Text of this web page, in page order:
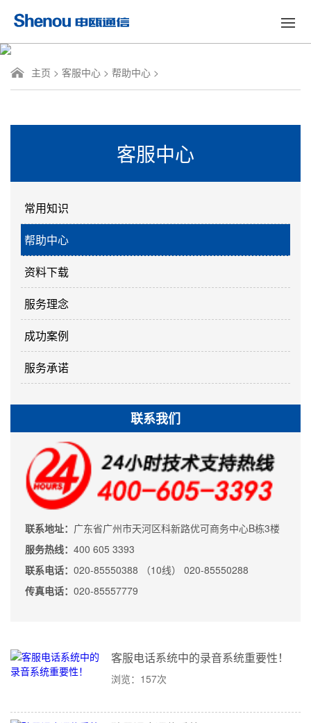
主页 > 客服中心 > 帮助中心 >
客服中心
常用知识
帮助中心
资料下载
服务理念
成功案例
服务承诺
联系我们
联系地址： 广东省广州市天河区科新路优可商务中心B栋3楼
服务热线： 400 605 3393
联系电话： 020-85550388 （10线） 020-85550288
传真电话： 020-85557779
客服电话系统中的录音系统重要性！
浏览：157次